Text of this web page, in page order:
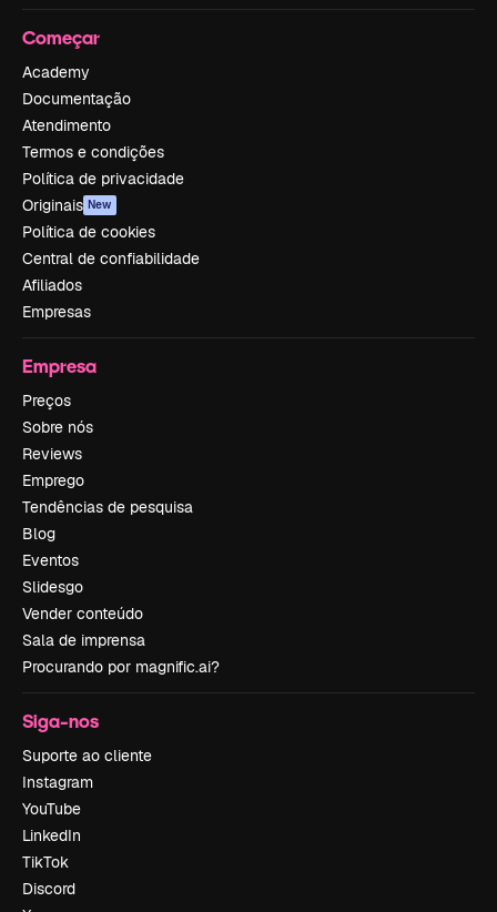
Começar
Academy
Documentação
Atendimento
Termos e condições
Política de privacidade
Originais New
Política de cookies
Central de confiabilidade
Afiliados
Empresas
Empresa
Preços
Sobre nós
Reviews
Emprego
Tendências de pesquisa
Blog
Eventos
Slidesgo
Vender conteúdo
Sala de imprensa
Procurando por magnific.ai?
Siga-nos
Suporte ao cliente
Instagram
YouTube
LinkedIn
TikTok
Discord